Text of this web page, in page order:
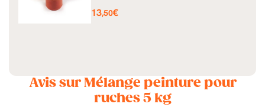
Prix
13,50€
Avis sur Mélange peinture pour
ruches 5 kg